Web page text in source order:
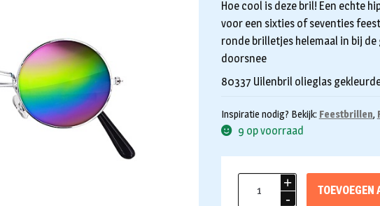
Hoe cool is deze bril! Een echte
voor een sixties of seventies
ronde brilletjes helemaal in bij de
doorsnee
80337 Uilenbril olieglas
Inspiratie nodig? Bekijk: Feestbrillen,
9 op voorraad
olieglas
TOEVOEGEN